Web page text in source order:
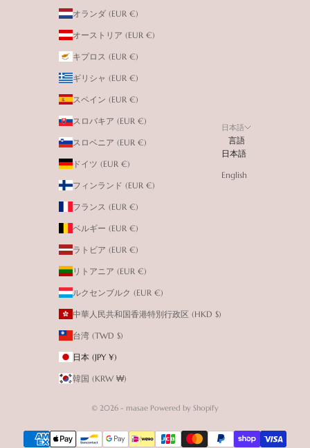
オランダ (EUR €)
オーストリア (EUR €)
キプロス (EUR €)
ギリシャ (EUR €)
スペイン (EUR €)
スロバキア (EUR €)
スロベニア (EUR €)
ドイツ (EUR €)
フィンランド (EUR €)
フランス (EUR €)
ベルギー (EUR €)
ラトビア (EUR €)
リトアニア (EUR €)
ルクセンブルク (EUR €)
中華人民共和国香港特別行政区 (HKD $)
台湾 (TWD $)
日本 (JPY ¥)
韓国 (KRW ₩)
日本語
言語
日本語
English
© 2026 - masae Powered by Shopify